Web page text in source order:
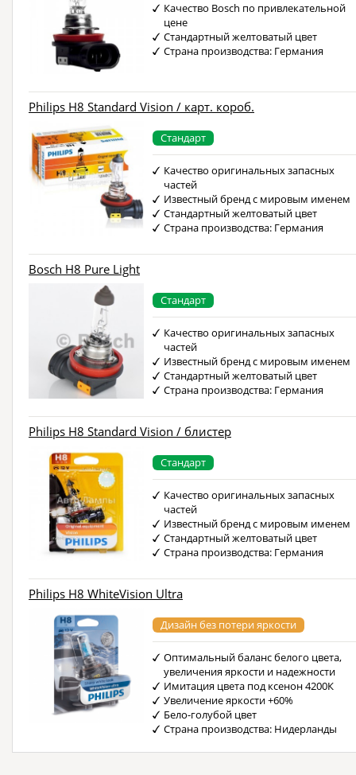
Качество Bosch по привлекательной
цене
Стандартный желтоватый цвет
Страна производства: Германия
Philips H8 Standard Vision / карт. короб.
Стандарт
Качество оригинальных запасных
частей
Известный бренд с мировым именем
Стандартный желтоватый цвет
Страна производства: Германия
Bosch H8 Pure Light
Стандарт
Качество оригинальных запасных
частей
Известный бренд с мировым именем
Стандартный желтоватый цвет
Страна производства: Германия
Philips H8 Standard Vision / блистер
Стандарт
Качество оригинальных запасных
частей
Известный бренд с мировым именем
Стандартный желтоватый цвет
Страна производства: Германия
Philips H8 WhiteVision Ultra
Дизайн без потери яркости
Оптимальный баланс белого цвета,
увеличения яркости и надежности
Имитация цвета под ксенон 4200К
Увеличение яркости +60%
Бело-голубой цвет
Страна производства: Нидерланды